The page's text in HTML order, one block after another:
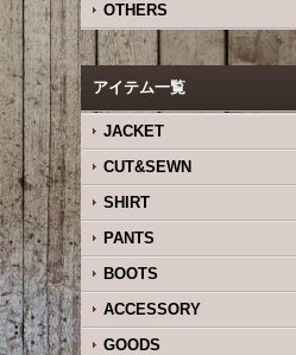
OTHERS
アイテム一覧
JACKET
CUT&SEWN
SHIRT
PANTS
BOOTS
ACCESSORY
GOODS